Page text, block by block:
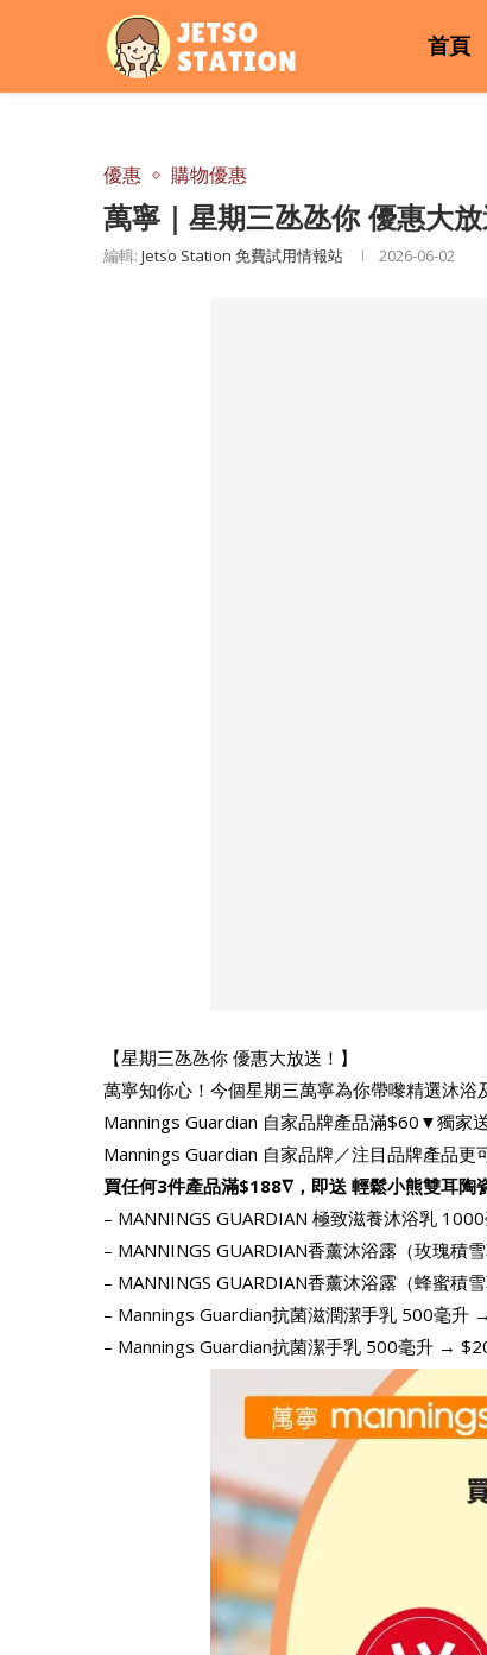
首頁
優惠 購物優惠
萬寧｜星期三氹氹你 優惠大
編輯: Jetso Station 免費試用情報站 2026-06-02
【星期三氹氹你 優惠大放送！】
萬寧知你心！今個星期三萬寧為你帶嚟精選沐
Mannings Guardian 自家品牌產品滿$60▼獨家
Mannings Guardian 自家品牌／注目品牌產品
買任何3件產品滿$188∇，即送 輕鬆小熊雙耳陶
– MANNINGS GUARDIAN 極致滋養沐浴乳
– MANNINGS GUARDIAN香薰沐浴露（玫瑰
– MANNINGS GUARDIAN香薰沐浴露（蜂蜜
– Mannings Guardian抗菌滋潤潔手乳 500毫
– Mannings Guardian抗菌潔手乳 500毫升 →